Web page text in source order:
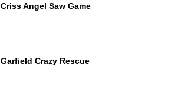
Criss Angel Saw Game
Garfield Crazy Rescue